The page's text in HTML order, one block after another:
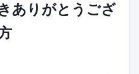
ありがとうござ